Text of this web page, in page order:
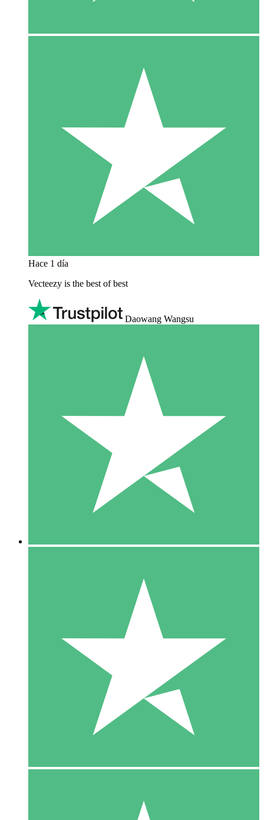
Hace 1 día
Vecteezy is the best of best
Daowang Wangsu